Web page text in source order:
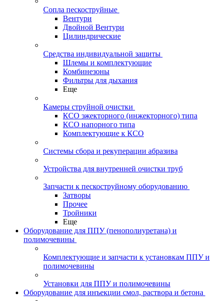
Сопла пескоструйные
Вентури
Двойной Вентури
Цилиндрические
Средства индивидуальной защиты
Шлемы и комплектующие
Комбинезоны
Фильтры для дыхания
Еще
Камеры струйной очистки
КСО эжекторного (инжекторного) типа
КСО напорного типа
Комплектующие к КСО
Системы сбора и рекуперации абразива
Устройства для внутренней очистки труб
Запчасти к пескоструйному оборудованию
Затворы
Прочее
Тройники
Еще
Оборудование для ППУ (пенополиуретана) и
полимочевины
Комплектующие и запчасти к установкам ППУ и
полимочевины
Установки для ППУ и полимочевины
Оборудование для инъекции смол, раствора и бетона